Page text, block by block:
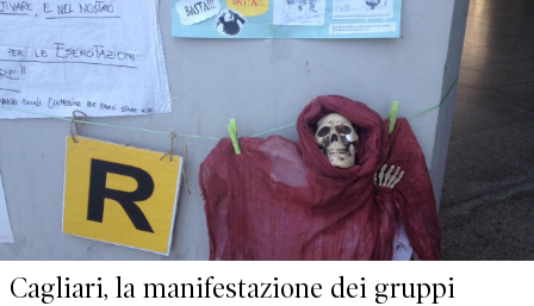
Cagliari, la manifestazione dei gruppi